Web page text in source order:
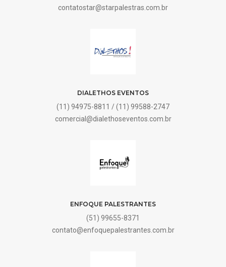
contatostar@starpalestras.com.br
DIALETHOS EVENTOS
(11) 94975-8811 / (11) 99588-2747
comercial@dialethoseventos.com.br
ENFOQUE PALESTRANTES
(51) 99655-8371
contato@enfoquepalestrantes.com.br